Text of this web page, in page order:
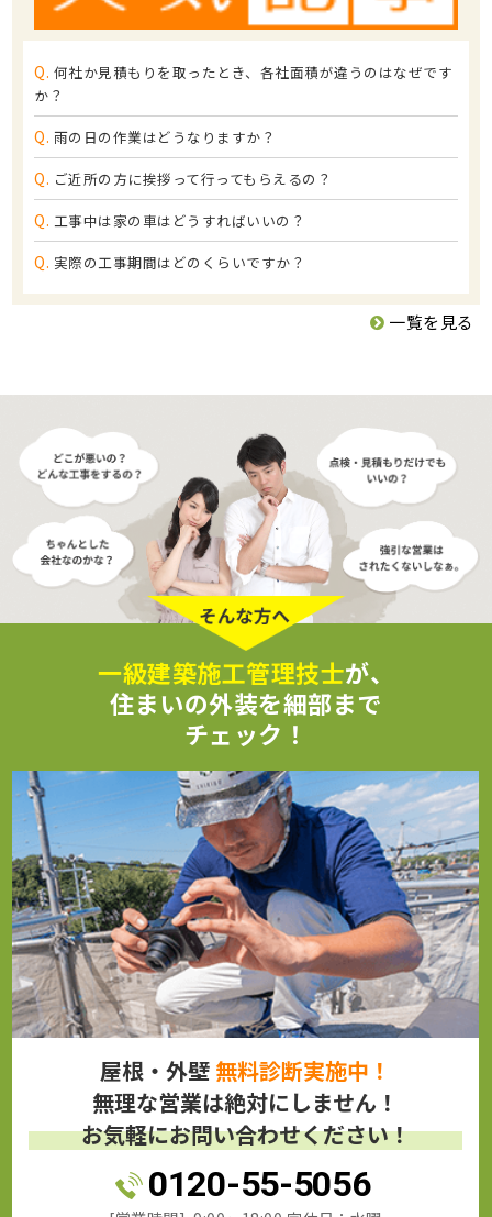
Q. 何社か見積もりを取ったとき、各社面積が違うのはなぜです
か？
Q. 雨の日の作業はどうなりますか？
Q. ご近所の方に挨拶って行ってもらえるの？
Q. 工事中は家の車はどうすればいいの？
Q. 実際の工事期間はどのくらいですか？
一覧を見る
一級建築施工管理技士が、
住まいの外装を細部まで
チェック！
屋根・外壁 無料診断実施中！
無理な営業は絶対にしません！
お気軽にお問い合わせください！
0120-55-5056